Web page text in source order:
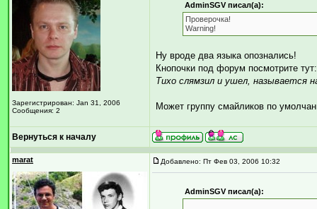
Зарегистрирован: Jan 31, 2006
Сообщения: 2
AdminSGV писал(а):
Проверочка!
Warning!
Ну вроде два языка опознались!
Кнопочки под форум посмотрите
Тихо слямзил и ушел, называется
Может группу смайликов по
Вернуться к началу
marat Добавлено: Пт Фев 03, 2006 10:32
AdminSGV писал(а):